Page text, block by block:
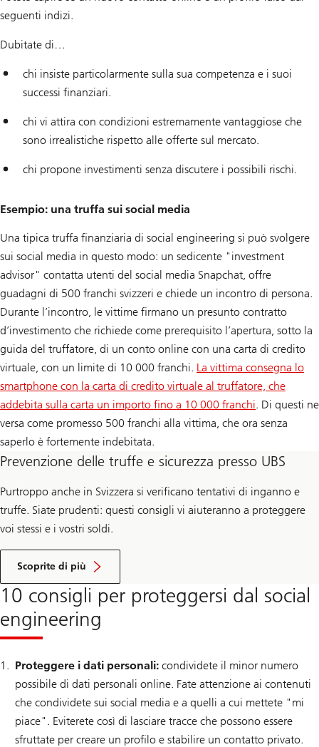
seguenti indizi.
Dubitate di…
chi insiste particolarmente sulla sua competenza e i suoi
successi finanziari.
chi vi attira con condizioni estremamente vantaggiose che
sono irrealistiche rispetto alle offerte sul mercato.
chi propone investimenti senza discutere i possibili rischi.
Esempio: una truffa sui social media
Una tipica truffa finanziaria di social engineering si può svolgere
sui social media in questo modo: un sedicente "investment
advisor" contatta utenti del social media Snapchat, offre
guadagni di 500 franchi svizzeri e chiede un incontro di persona.
Durante l’incontro, le vittime firmano un presunto contratto
d’investimento che richiede come prerequisito l’apertura, sotto la
guida del truffatore, di un conto online con una carta di credito
virtuale, con un limite di 10 000 franchi. La vittima consegna lo
smartphone con la carta di credito virtuale al truffatore, che
addebita sulla carta un importo fino a 10 000 franchi. Di questi ne
versa come promesso 500 franchi alla vittima, che ora senza
saperlo è fortemente indebitata.
Prevenzione delle truffe e sicurezza presso UBS
Purtroppo anche in Svizzera si verificano tentativi di inganno e
truffe. Siate prudenti: questi consigli vi aiuteranno a proteggere
voi stessi e i vostri soldi.
Scoprite di più
I
n
o
r
a
z
n
i
P
r
e
v
e
10 consigli per proteggersi dal social
engineering
Proteggere i dati personali: condividete il minor numero
possibile di dati personali online. Fate attenzione ai contenuti
che condividete sui social media e a quelli a cui mettete "mi
piace". Eviterete così di lasciare tracce che possono essere
sfruttate per creare un profilo e stabilire un contatto privato.